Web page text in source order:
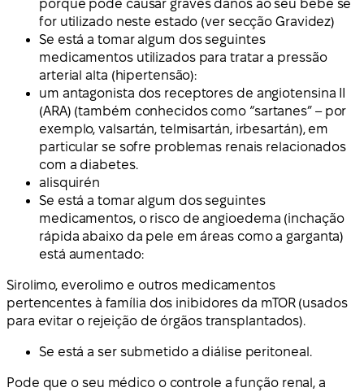
porque pode causar graves danos ao seu bebé se
for utilizado neste estado (ver secção Gravidez)
Se está a tomar algum dos seguintes
medicamentos utilizados para tratar a pressão
arterial alta (hipertensão):
um antagonista dos receptores de angiotensina II
(ARA) (também conhecidos como “sartanes” – por
exemplo, valsartán, telmisartán, irbesartán), em
particular se sofre problemas renais relacionados
com a diabetes.
alisquirén
Se está a tomar algum dos seguintes
medicamentos, o risco de angioedema (inchação
rápida abaixo da pele em áreas como a garganta)
está aumentado:
Sirolimo, everolimo e outros medicamentos
pertencentes à família dos inibidores da mTOR (usados
para evitar o rejeição de órgãos transplantados).
Se está a ser submetido a diálise peritoneal.
Pode que o seu médico o controle a função renal, a